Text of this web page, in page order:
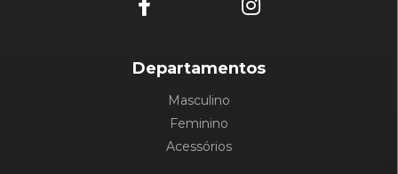
Departamentos
Masculino
Feminino
Acessórios